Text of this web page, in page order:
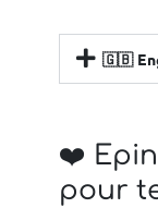
🇬🇧
❤️
pour